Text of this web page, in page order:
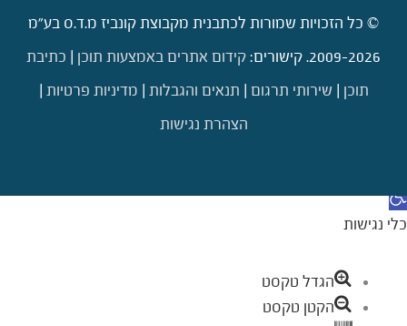
© כל הזכויות שמורות לכתבנית מקבוצת קונביז מ.ד.ס בע"מ
2009-2026. קישורים:
קידום אתרים באמצעות תוכן
כתיבת
תוכן
שירותי תרגום תנאים והגבלות מדיניות פרטיות
הצהרת נגישות
פתח סרגל נגישות
כלי נגישות
הגדל טקסט
הקטן טקסט